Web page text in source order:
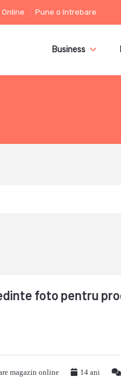
Pune o întrebare
Business
foto pentru
magazin online 14 ani